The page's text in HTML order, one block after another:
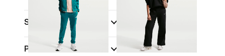
Sport
Pasvorm